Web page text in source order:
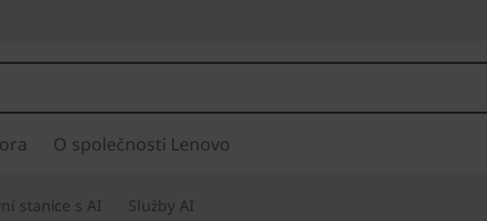
O společnosti Lenovo
stanice s AI Služby AI